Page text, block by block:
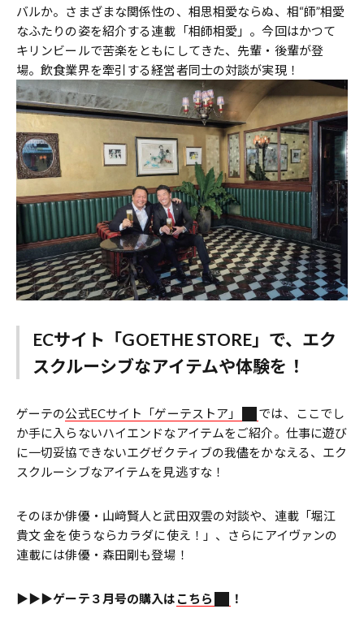
バルか。さまざまな関係性の、相思相愛ならぬ、相“師”相愛
なふたりの姿を紹介する連載「相師相愛」。今回はかつて
キリンビールで苦楽をともにしてきた、先輩・後輩が登
場。飲食業界を牽引する経営者同士の対談が実現！
ECサイト「GOETHE STORE」で、エク
スクルーシブなアイテムや体験を！
ゲーテの公式ECサイト「ゲーテストア」
では、ここでし
か手に入らないハイエンドなアイテムをご紹介。仕事に遊び
に一切妥協できないエグゼクティブの我儘をかなえる、エク
スクルーシブなアイテムを見逃すな！
そのほか俳優・山﨑賢人と武田双雲の対談や、連載「堀江
貴文 金を使うならカラダに使え！」、さらにアイヴァンの
連載には俳優・森田剛も登場！
▶︎▶️▶️ゲーテ３月号の購入は こちら ！